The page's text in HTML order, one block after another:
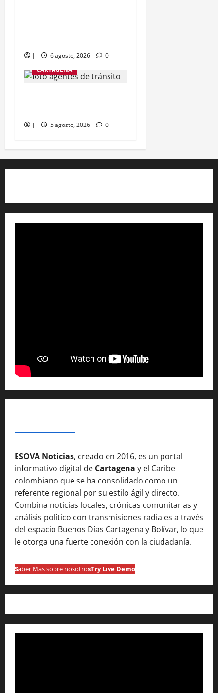
| 6 agosto, 2026
0
CARTAGENA
| 5 agosto, 2026 0
ESOVA Noticias, creado en 2016, es un portal
informativo digital de Cartagena y el Caribe
colombiano que se ha consolidado como un
referente regional por su estilo ágil y directo.
Combina noticias locales, crónicas comunitarias y
análisis político con transmisiones radiales a través
del espacio Buenos Días Cartagena y Bolívar, lo que
le otorga una fuerte conexión con la ciudadanía.
Saber Más sobre nosotrosTry Live Demo